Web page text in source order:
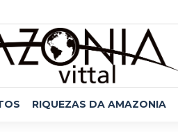
RIQUEZAS DA AMAZONIA